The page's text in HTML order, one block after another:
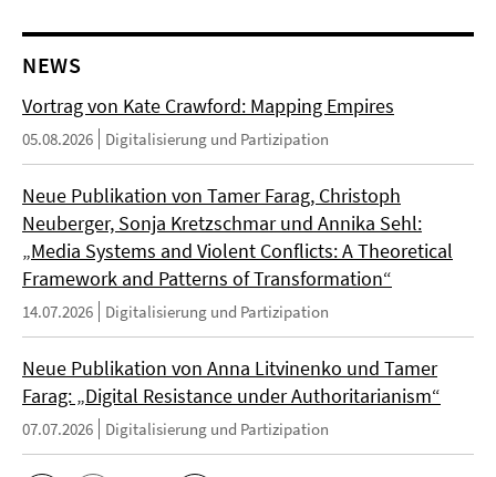
NEWS
Vortrag von Kate Crawford: Mapping Empires
05.08.2026 Digitalisierung und Partizipation
Neue Publikation von Tamer Farag, Christoph
Neuberger, Sonja Kretzschmar und Annika Sehl:
„Media Systems and Violent Conflicts: A Theoretical
Framework and Patterns of Transformation“
14.07.2026 Digitalisierung und Partizipation
Neue Publikation von Anna Litvinenko und Tamer
Farag: „Digital Resistance under Authoritarianism“
07.07.2026 Digitalisierung und Partizipation